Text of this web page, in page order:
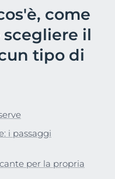
come
il
tipo di
i passaggi
per la propria